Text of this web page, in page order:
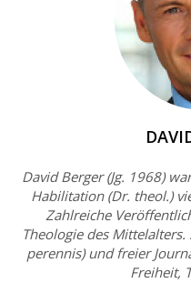
David Berger (Jg. 1968)
Habilitation (Dr. theol.)
Zahlreiche
Theologie des
perennis) und freier
Freiheit,